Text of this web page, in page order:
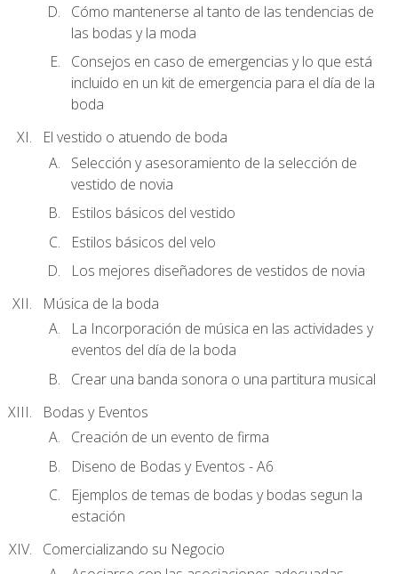
Cómo mantenerse al tanto de las tendencias de
las bodas y la moda
Consejos en caso de emergencias y lo que está
incluido en un kit de emergencia para el día de la
boda
El vestido o atuendo de boda
Selección y asesoramiento de la selección de
vestido de novia
Estilos básicos del vestido
Estilos básicos del velo
Los mejores diseñadores de vestidos de novia
Música de la boda
La Incorporación de música en las actividades y
eventos del día de la boda
Crear una banda sonora o una partitura musical
Bodas y Eventos
Creación de un evento de firma
Diseno de Bodas y Eventos - A6
Ejemplos de temas de bodas y bodas segun la
estación
Comercializando su Negocio